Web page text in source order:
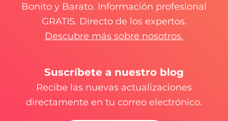
Bonito y Barato. Información profesional
GRATIS. Directo de los expertos.
Descubre más sobre nosotros.
Suscríbete a nuestro blog
Recibe las nuevas actualizaciones
directamente en tu correo electrónico.